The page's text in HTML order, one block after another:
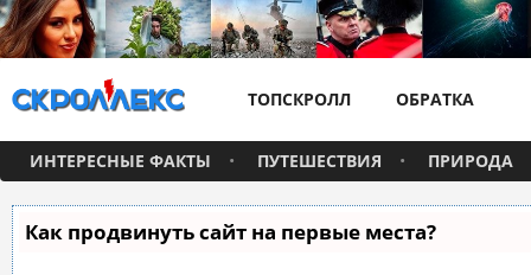
ТОПСКРОЛЛ ОБРАТКА
ИНТЕРЕСНЫЕ ФАКТЫ ПУТЕШЕСТВИЯ ПРИРОДА
Как продвинуть сайт на первые места?